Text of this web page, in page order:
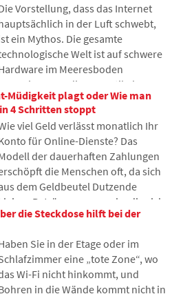
Zugriff darauf? In diesem
betrachten wir, wie digitales
funktioniert, warum
mit den Daten
haben könnten und wie
Spuren bringen kann.
Vorstellung, dass das Internet
in der Luft schwebt,
ein Mythos. Die gesamte
Welt ist auf schwere
im Meeresboden
angewiesen. In diesem Artikel
wir die Technologie der
Unterseekabel diskutieren. Sie
wie Glasfasern
was das Verlegen von
erfordert und wie sich die
der Ozeane zu einem
Schlachtfeld
Müdigkeit plagt oder Wie man
4 Schritten stoppt
viel Geld verlässt monatlich Ihr
für Online-Dienste? Das
der dauerhaften Zahlungen
die Menschen oft, da sich
dem Geldbeutel Dutzende
Beträge ansammeln, die sich
zu unerwartet hohen
wir uns auf frische Daten aus
Jahr 2026, zeigen den enormen
zwischen unseren
die Steckdose hilft bei der
Sie in der Etage oder im
eine „tote Zone“, wo
Wi-Fi nicht hinkommt, und
in die Wände kommt nicht in